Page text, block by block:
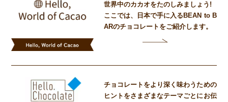
世界中のカカオをたのしみましょう!
ここでは、日本で手に入るBEAN to B
ARのチョコレートをご紹介します。
チョコレートをより深く味わうための
ヒントをさまざまなテーマごとにお伝